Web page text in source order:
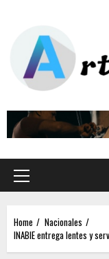
Home
Nacionales
INABIE entrega lentes y